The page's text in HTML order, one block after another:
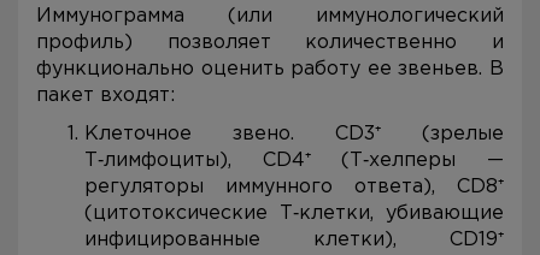
Иммунограмма (или иммунологический
профиль) позволяет количественно и
функционально оценить работу ее звеньев. В
пакет входят:
Клеточное звено. CD3⁺ (зрелые
Т‑лимфоциты), CD4⁺ (Т‑хелперы —
регуляторы иммунного ответа), CD8⁺
(цитотоксические Т‑клетки, убивающие
инфицированные клетки), CD19⁺